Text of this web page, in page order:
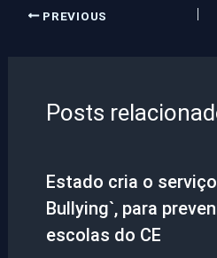
PREVIOUS
Posts
Estado cria o
Bullying`, para
escolas do CE